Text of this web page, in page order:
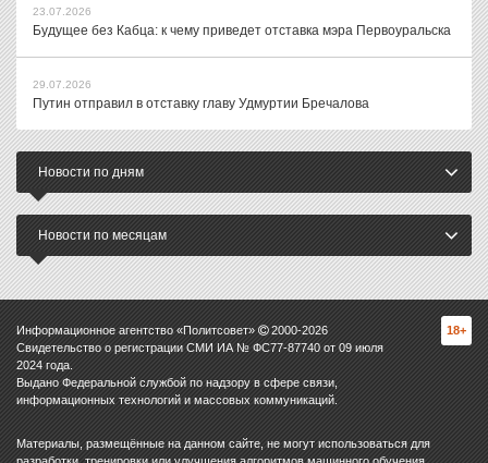
23.07.2026
Будущее без Кабца: к чему приведет отставка мэра Первоуральска
29.07.2026
Путин отправил в отставку главу Удмуртии Бречалова
Новости по дням
Новости по месяцам
Информационное агентство «Политсовет» 2000-2026
Свидетельство о регистрации СМИ ИА № ФС77-87740 от 09 июля
2024 года.
Выдано Федеральной службой по надзору в сфере связи,
информационных технологий и массовых коммуникаций.
18+
Материалы, размещённые на данном сайте, не могут использоваться для